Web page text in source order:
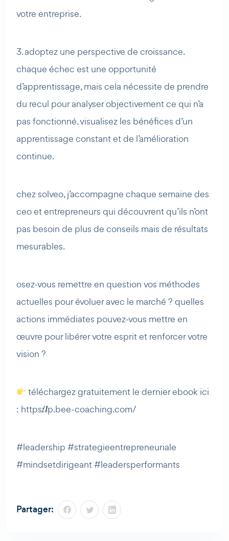
votre entreprise.
3. adoptez une perspective de croissance.
chaque échec est une opportunité
d’apprentissage, mais cela nécessite de prendre
du recul pour analyser objectivement ce qui n’a
pas fonctionné. visualisez les bénéfices d’un
apprentissage constant et de l’amélioration
continue.
chez solveo, j’accompagne chaque semaine des
ceo et entrepreneurs qui découvrent qu’ils n’ont
pas besoin de plus de conseils mais de résultats
mesurables.
osez-vous remettre en question vos méthodes
actuelles pour évoluer avec le marché ? quelles
actions immédiates pouvez-vous mettre en
œuvre pour libérer votre esprit et renforcer votre
vision ?
téléchargez gratuitement le dernier ebook ici
: https://lp.bee-coaching.com/
#leadership #strategieentrepreneuriale
#mindsetdirigeant #leadersperformants
Partager: